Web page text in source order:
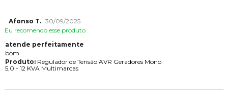
Afonso T. 30/09/2025
Eu recomendo esse produto.
atende perfeitamente
bom
Produto:Regulador de Tensão AVR Geradores Mono
5,0 - 12 KVA Multimarcas